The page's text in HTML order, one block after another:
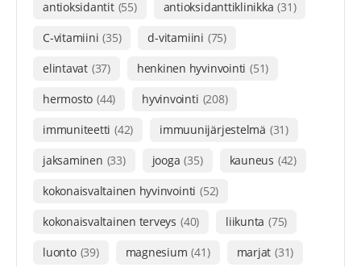
antioksidantit (55) antioksidanttiklinikka (31)
C-vitamiini (35) d-vitamiini (75)
elintavat (37) henkinen hyvinvointi (51)
hermosto (44) hyvinvointi (208)
immuniteetti (42) immuunijärjestelmä (31)
jaksaminen (33) jooga (35) kauneus (42)
kokonaisvaltainen hyvinvointi (52)
kokonaisvaltainen terveys (40) liikunta (75)
luonto (39) magnesium (41) marjat (31)